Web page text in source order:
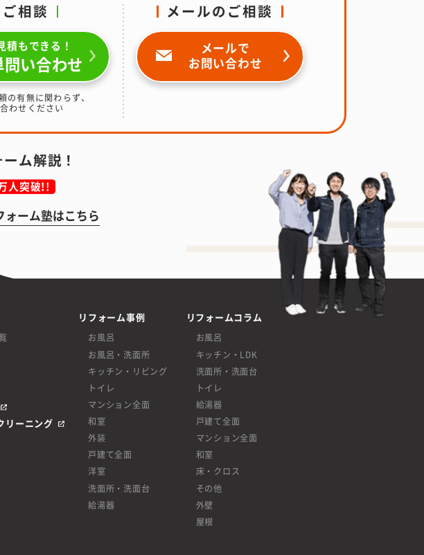
相談
積もできる！
い合わせ
の有無に関わらず、
わせください
メールのご相談
メールで
お問い合わせ
ム解説！
人突破!!
ォーム塾はこちら
リーニング
リフォーム事例
お風呂
お風呂・洗面所
キッチン・リビング
トイレ
マンション全面
和室
外装
戸建て全面
洋室
洗面所・洗面台
給湯器
リフォームコラム
お風呂
キッチン・LDK
洗面所・洗面台
トイレ
給湯器
戸建て全面
マンション全面
和室
床・クロス
その他
外壁
屋根